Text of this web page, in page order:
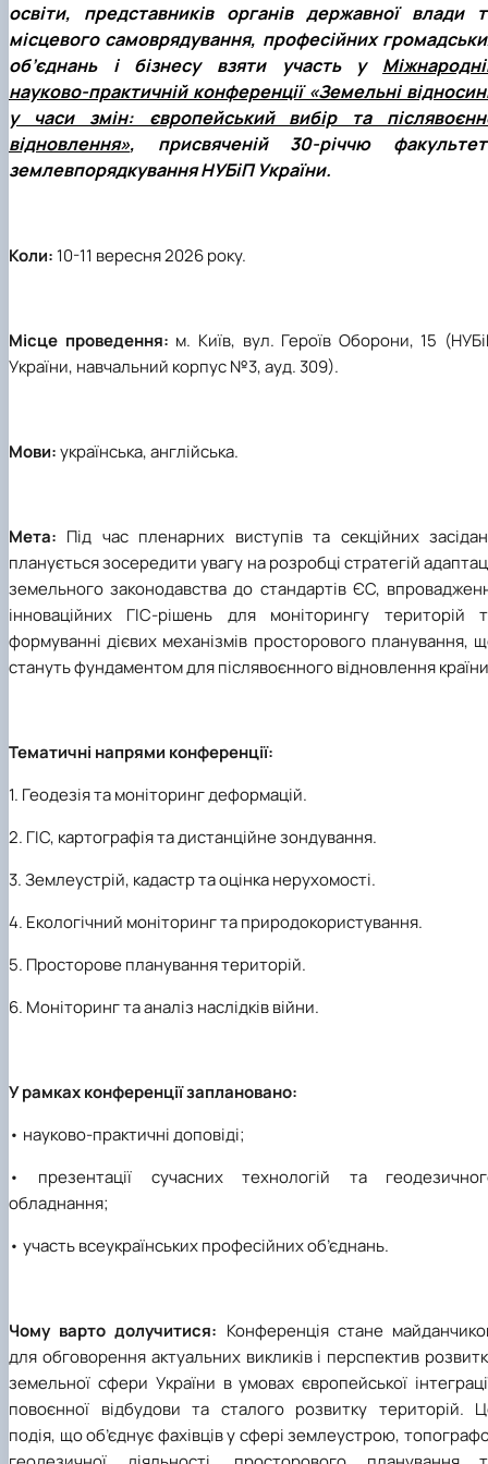
освіти, представників органів державної влади
місцевого самоврядування, професійних
об’єднань і бізнесу взяти участь у
науково-практичній конференції «Земельні
у часи змін: європейський вибір та
відновлення», присвяченій 30-річчю
землевпорядкування НУБіП України.
Коли: 10-11 вересня 2026 року.
Місце проведення: м. Київ, вул. Героїв Оборони, 15
України, навчальний корпус №3, ауд. 309).
Мови:українська, англійська.
Мета: Під час пленарних виступів та секційних
планується зосередити увагу на розробці стратегій
земельного законодавства до стандартів ЄС,
інноваційних ГІС-рішень для моніторингу територій
формуванні дієвих механізмів просторового планування,
стануть фундаментом для післявоєнного відновлення
Тематичні напрями конференції:
1. Геодезія та моніторинг деформацій.
2. ГІС, картографія та дистанційне зондування.
3. Землеустрій, кадастр та оцінка нерухомості.
4. Екологічний моніторинг та природокористування.
5. Просторове планування територій.
6. Моніторинг та аналіз наслідків війни.
У рамках конференції заплановано:
• науково-практичні доповіді;
• презентації сучасних технологій та
обладнання;
• участь всеукраїнських професійних об’єднань.
Чому варто долучитися: Конференція стане
для обговорення актуальних викликів і перспектив
земельної сфери України в умовах європейської
повоєнної відбудови та сталого розвитку територій.
подія, що об’єднує фахівців у сфері землеустрою,